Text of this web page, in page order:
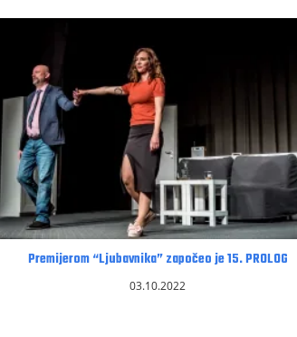
Premijerom “Ljubavnika” započeo je 15. PROLOG
03.10.2022